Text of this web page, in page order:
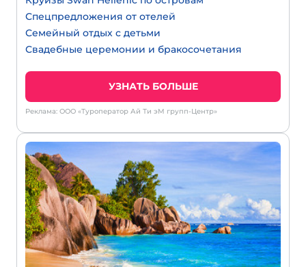
Спецпредложения от отелей
Семейный отдых с детьми
Свадебные церемонии и бракосочетания
УЗНАТЬ БОЛЬШЕ
Реклама: ООО «Туроператор Ай Ти эМ групп-Центр»